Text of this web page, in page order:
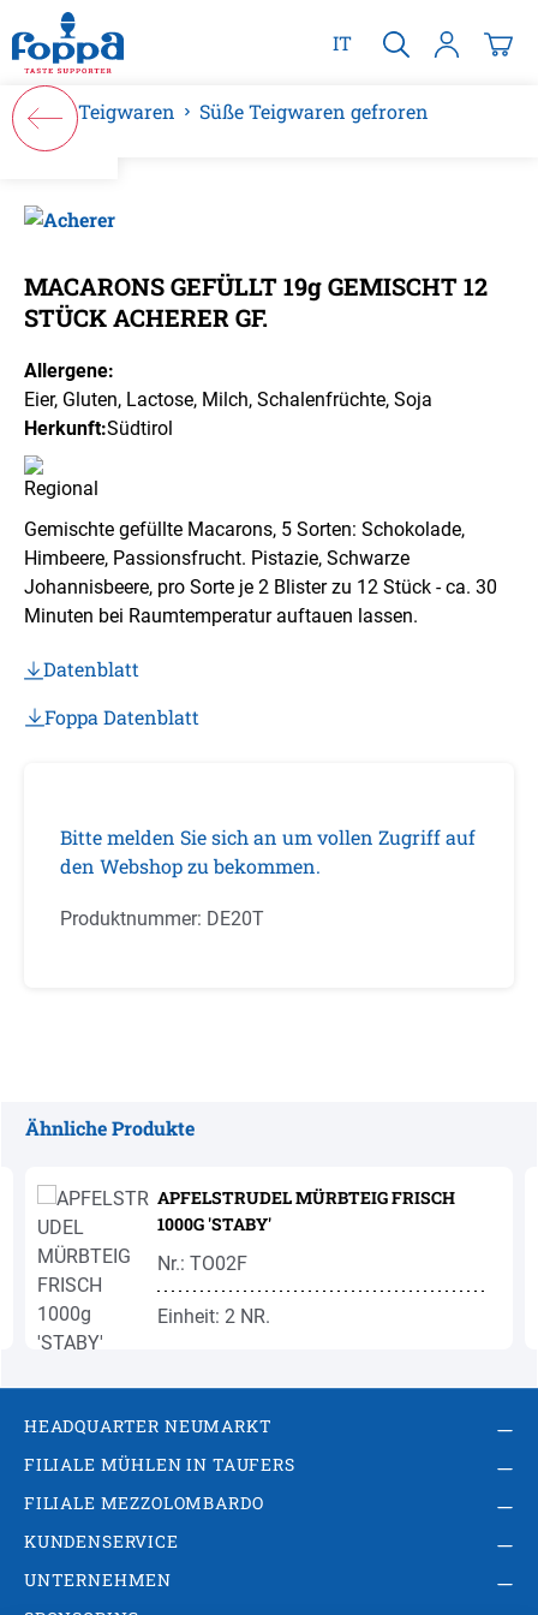
springen
IT
Teigwaren Süße Teigwaren gefroren
MACARONS GEFÜLLT 19g GEMISCHT 12
STÜCK ACHERER GF.
Allergene:
Eier, Gluten, Lactose, Milch, Schalenfrüchte, Soja
Herkunft:Südtirol
Gemischte gefüllte Macarons, 5 Sorten: Schokolade,
Himbeere, Passionsfrucht. Pistazie, Schwarze
Johannisbeere, pro Sorte je 2 Blister zu 12 Stück - ca. 30
Minuten bei Raumtemperatur auftauen lassen.
Datenblatt
Foppa Datenblatt
Bitte melden Sie sich an um vollen Zugriff auf
den Webshop zu bekommen.
Produktnummer: DE20T
Ähnliche Produkte
APFELSTRUDEL MÜRBTEIG FRISCH
1000G 'STABY'
Nr.: TO02F
Einheit: 2 NR.
HEADQUARTER NEUMARKT
FILIALE MÜHLEN IN TAUFERS
FILIALE MEZZOLOMBARDO
KUNDENSERVICE
UNTERNEHMEN